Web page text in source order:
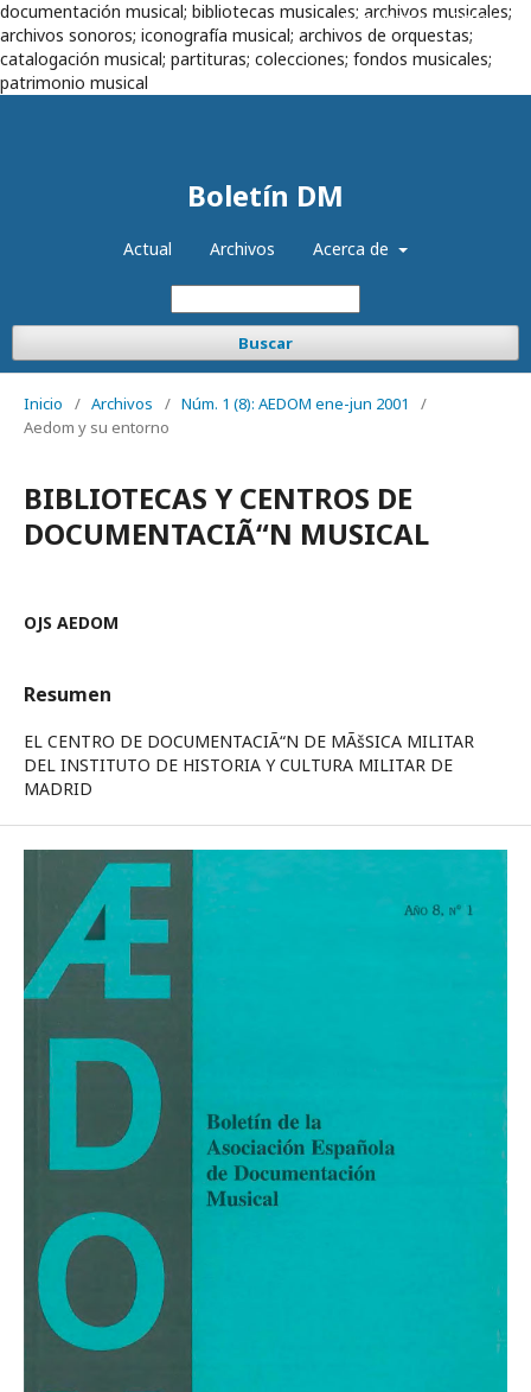
documentación musical; bibliotecas musicales; archivos musicales;
archivos sonoros; iconografía musical; archivos de orquestas;
catalogación musical; partituras; colecciones; fondos musicales;
patrimonio musical
Boletín DM
Actual Archivos Acerca de
Buscar
Registrarse Entrar
Inicio / Archivos / Núm. 1 (8): AEDOM ene-jun 2001
/
Aedom y su entorno
BIBLIOTECAS Y CENTROS DE
DOCUMENTACIÃ“N MUSICAL
OJS AEDOM
Resumen
EL CENTRO DE DOCUMENTACIÃ“N DE MÃšSICA MILITAR
DEL INSTITUTO DE HISTORIA Y CULTURA MILITAR DE
MADRID